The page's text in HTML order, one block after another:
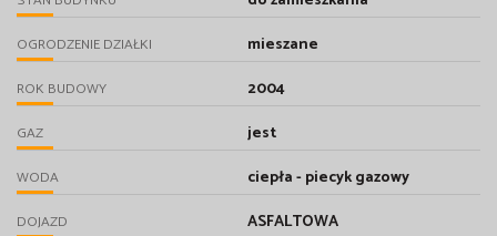
OGRODZENIE DZIAŁKI mieszane
ROK BUDOWY 2004
GAZ jest
WODA ciepła - piecyk gazowy
DOJAZD ASFALTOWA